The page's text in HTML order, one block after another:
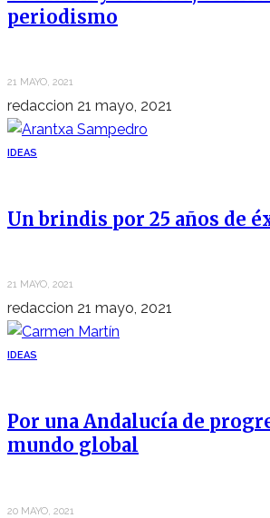
periodismo
21 MAYO, 2021
redaccion 21 mayo, 2021
IDEAS
Un brindis por 25 años de
21 MAYO, 2021
redaccion 21 mayo, 2021
IDEAS
Por una Andalucía de
mundo global
20 MAYO, 2021